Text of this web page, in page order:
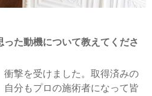
た動機について教えてくださ
撃を受けました。取得済みの
分もプロの施術者になって皆